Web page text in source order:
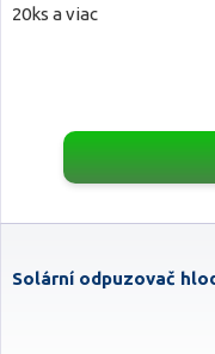
20ks a viac
Solární odpuzovač